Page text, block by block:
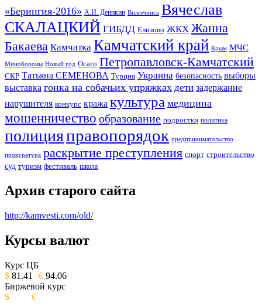
«Берингия-2016» А.И. Деникин Вилючинск Вячеслав
СКАЛАЦКИЙ ГИБДД Елизово ЖКХ Жанна
Бакаева Камчатка Камчатский край Крым МЧС
Минобороны Новый год Осаго Петропавловск-Камчатский
СКР Татьяна СЕМЕНОВА Турция Украина безопасность выборы
выставка гонка на собачьих упряжках дети задержание
нарушителя конкурс кража культура медицина
мошенничество образование подростки политика
полицияправопорядок предпринимательство
прокуратура раскрытие преступления спорт строительство
суд туризм фестиваль школа
Архив старого сайта
http://kamvesti.com/old/
ОБЩЕСТВЕННО-ПОЛИТИЧЕСКОЕ
ИЗДАНИЕ КАМЧАТСКОГО КРАЯ.
Курсы валют
Курс ЦБ
$ 81.41 € 94.06
Биржевой курс
$
€